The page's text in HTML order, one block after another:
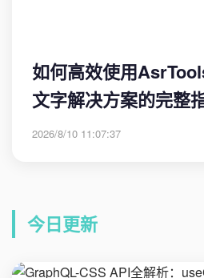
如何高效使用
文字解决方案的完整
2026/8/10 11:07:37
今日更新